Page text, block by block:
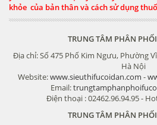
khỏe của bản thân và cách sử dụng
TRUNG TÂM PHÂN
Địa chỉ: Số 475 Phố Kim Ngưu, Phường
Hà Nội
Website:www.sieuthifucoidan.com -
Email:
Điện thoại : 02462.96.94.95 -
TRUNG TÂM PHÂN